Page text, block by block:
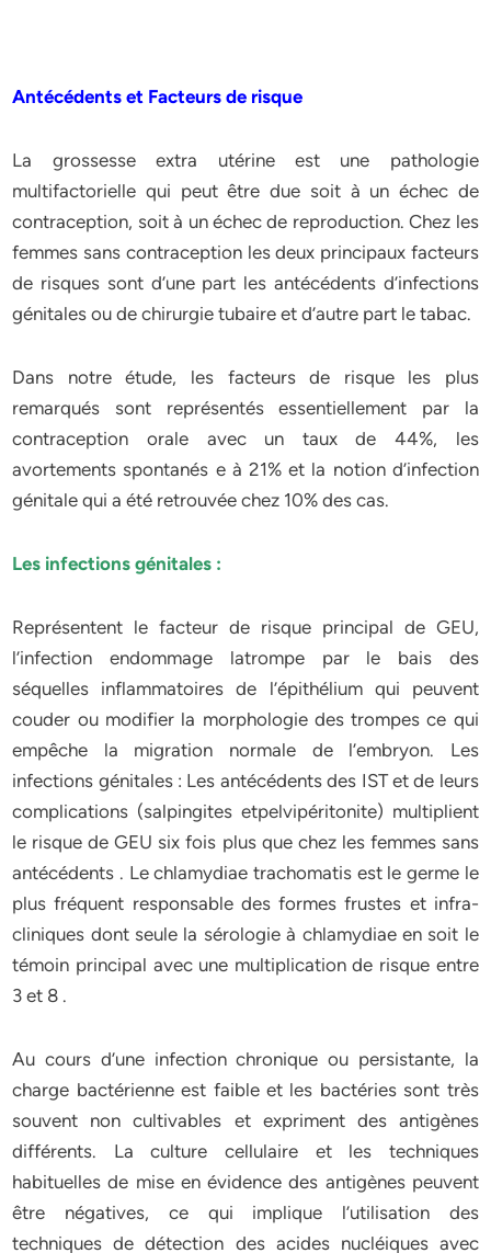
Antécédents et Facteurs de risque
La grossesse extra utérine est une pathologie
multifactorielle qui peut être due soit à un échec de
contraception, soit à un échec de reproduction. Chez les
femmes sans contraception les deux principaux facteurs
de risques sont d’une part les antécédents d’infections
génitales ou de chirurgie tubaire et d’autre part le tabac.
Dans notre étude, les facteurs de risque les plus
remarqués sont représentés essentiellement par la
contraception orale avec un taux de 44%, les
avortements spontanés e à 21% et la notion d’infection
génitale qui a été retrouvée chez 10% des cas.
Les infections génitales :
Représentent le facteur de risque principal de GEU,
l’infection endommage latrompe par le bais des
séquelles inflammatoires de l’épithélium qui peuvent
couder ou modifier la morphologie des trompes ce qui
empêche la migration normale de l’embryon. Les
infections génitales : Les antécédents des IST et de leurs
complications (salpingites etpelvipéritonite) multiplient
le risque de GEU six fois plus que chez les femmes sans
antécédents . Le chlamydiae trachomatis est le germe le
plus fréquent responsable des formes frustes et infra-
cliniques dont seule la sérologie à chlamydiae en soit le
témoin principal avec une multiplication de risque entre
3 et 8 .
Au cours d’une infection chronique ou persistante, la
charge bactérienne est faible et les bactéries sont très
souvent non cultivables et expriment des antigènes
différents. La culture cellulaire et les techniques
habituelles de mise en évidence des antigènes peuvent
être négatives, ce qui implique l’utilisation des
techniques de détection des acides nucléiques avec